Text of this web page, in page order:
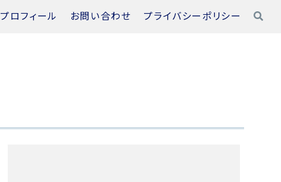
プロフィール お問い合わせ プライバシーポリシー